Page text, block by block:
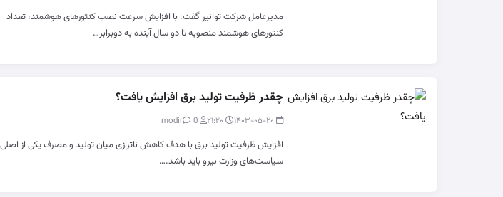
مدیرعامل شرکت توانیر گفت: با افزایش سرعت نصب کنتورهای هوشمند، تعداد
کنتورهای هوشمند منصوبه تا دو سال آینده به دوبرابر…
چقدر ظرفیت تولید برق افزایش یافت؟
0
افزایش ظرفیت تولید برق با هدف کاهش ناترازی میان تولید و مصرف یکی از
سیاست‌های وزارت نیرو باید باشد.…